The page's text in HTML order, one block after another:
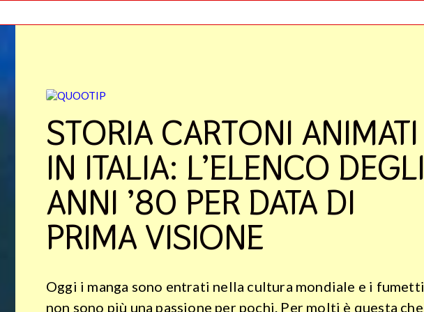
STORIA CARTONI ANIMATI
IN ITALIA: L’ELENCO DEGLI
ANNI ’80 PER DATA DI
PRIMA VISIONE
Oggi i manga sono entrati nella cultura mondiale e i fumetti
non sono più una passione per pochi. Per molti è questa che